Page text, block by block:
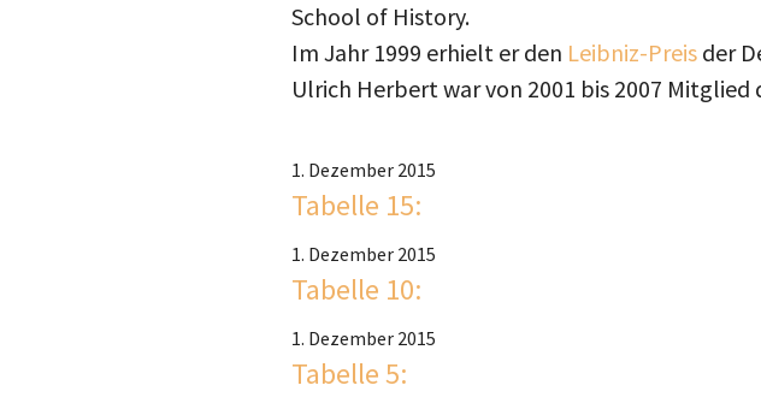
School of History.
Im Jahr 1999 erhielt er den Leibniz-Preis der
Ulrich Herbert war von 2001 bis 2007 Mitglied
1. Dezember 2015
Tabelle 15:
1. Dezember 2015
Tabelle 10:
1. Dezember 2015
Tabelle 5: